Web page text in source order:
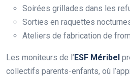
Soirées grillades dans les
Sorties en raquettes
Ateliers de fabrication de
Les moniteurs de l’ESF Méribel
collectifs parents-enfants, où